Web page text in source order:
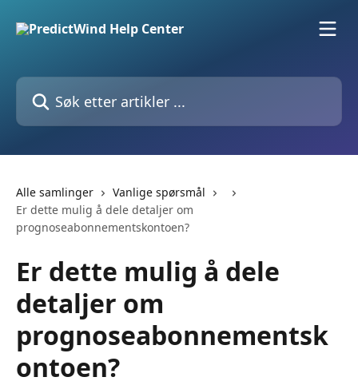
Søk etter artikler ...
Alle samlinger
Vanlige spørsmål
Er dette mulig å dele detaljer om
prognoseabonnementskontoen?
Er dette mulig å dele
detaljer om
prognoseabonnementsk
ontoen?